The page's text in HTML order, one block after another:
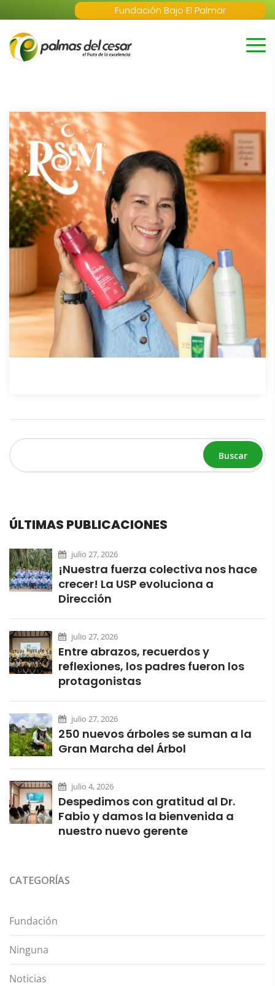
Fundación Bajo El Palmar
Buscar
ÚLTIMAS PUBLICACIONES
julio 27, 2026
¡Nuestra fuerza colectiva nos hace
crecer! La USP evoluciona a
Dirección
julio 27, 2026
Entre abrazos, recuerdos y
reflexiones, los padres fueron los
protagonistas
julio 27, 2026
250 nuevos árboles se suman a la
Gran Marcha del Árbol
julio 4, 2026
Despedimos con gratitud al Dr.
Fabio y damos la bienvenida a
nuestro nuevo gerente
CATEGORÍAS
Fundación
Ninguna
Noticias